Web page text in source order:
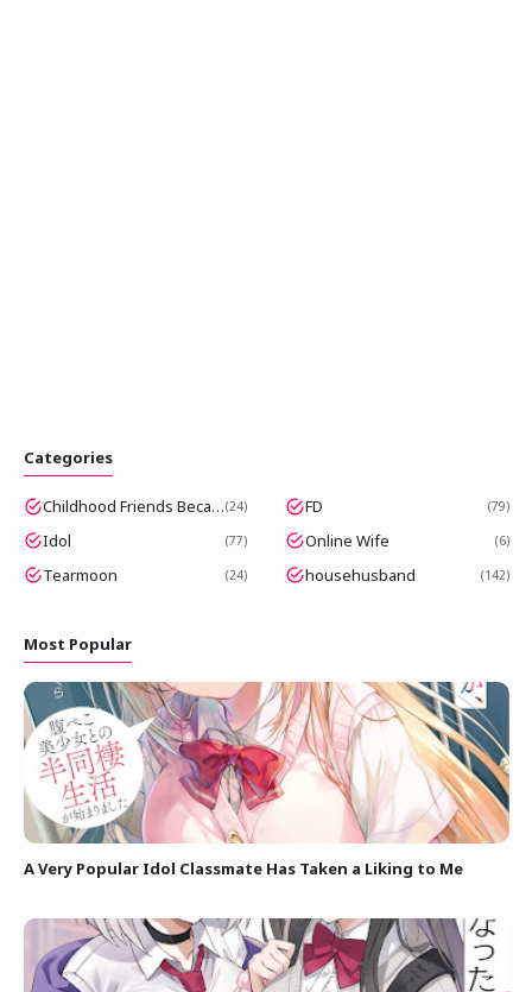
Categories
Childhood Friends Became Popular Idols 24 FD 79
Idol 77 Online Wife 6
Tearmoon 24 househusband 142
Most Popular
A Very Popular Idol Classmate Has Taken a Liking to Me